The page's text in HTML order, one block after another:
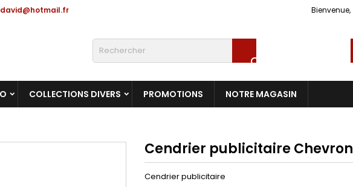
Bienvenue,

COLLECTIONS DIVERS PROMOTIONS NOTRE MAGASIN
Cendrier publicitaire Chevron
Cendrier publicitaire